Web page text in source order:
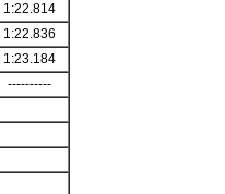
1:22.814
1:22.836
1:23.184
----------